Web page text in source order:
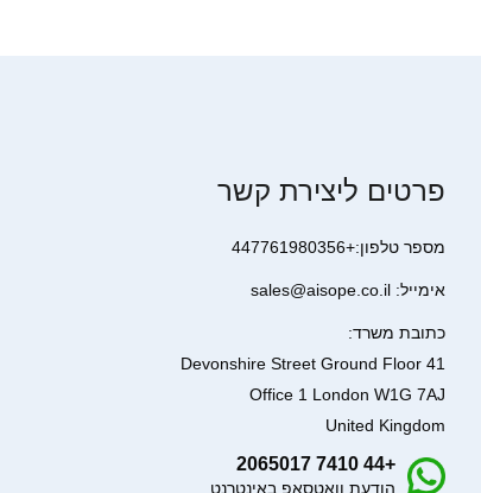
פרטים ליצירת קשר
מספר טלפון:+447761980356
אימייל: sales@aisope.co.il
כתובת משרד:
41 Devonshire Street Ground Floor
Office 1 London W1G 7AJ
United Kingdom
+44 7410 2065017
הודעת וואטסאפ באינטרנט